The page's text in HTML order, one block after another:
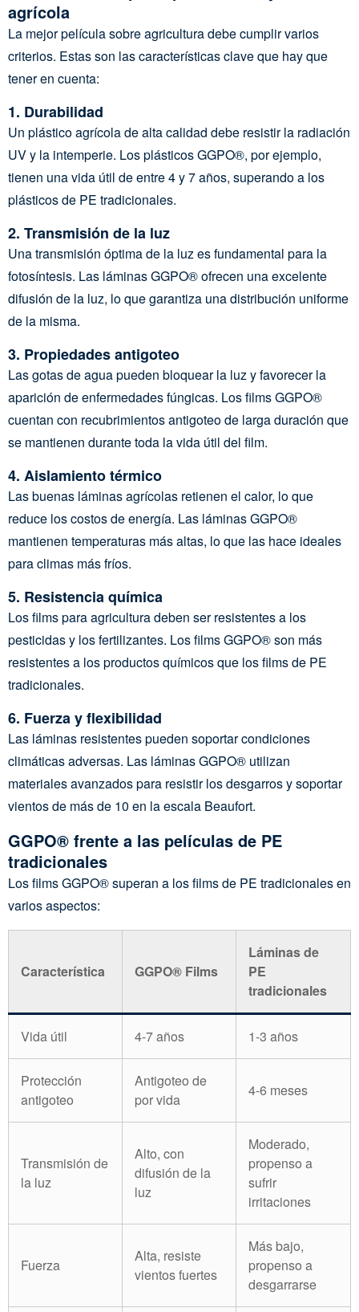
agrícola
La mejor película sobre agricultura debe cumplir varios
criterios. Estas son las características clave que hay que
tener en cuenta:
1. Durabilidad
Un plástico agrícola de alta calidad debe resistir la radiación
UV y la intemperie. Los plásticos GGPO®, por ejemplo,
tienen una vida útil de entre 4 y 7 años, superando a los
plásticos de PE tradicionales.
2. Transmisión de la luz
Una transmisión óptima de la luz es fundamental para la
fotosíntesis. Las láminas GGPO® ofrecen una excelente
difusión de la luz, lo que garantiza una distribución uniforme
de la misma.
3. Propiedades antigoteo
Las gotas de agua pueden bloquear la luz y favorecer la
aparición de enfermedades fúngicas. Los films GGPO®
cuentan con recubrimientos antigoteo de larga duración que
se mantienen durante toda la vida útil del film.
4. Aislamiento térmico
Las buenas láminas agrícolas retienen el calor, lo que
reduce los costos de energía. Las láminas GGPO®
mantienen temperaturas más altas, lo que las hace ideales
para climas más fríos.
5. Resistencia química
Los films para agricultura deben ser resistentes a los
pesticidas y los fertilizantes. Los films GGPO® son más
resistentes a los productos químicos que los films de PE
tradicionales.
6. Fuerza y flexibilidad
Las láminas resistentes pueden soportar condiciones
climáticas adversas. Las láminas GGPO® utilizan
materiales avanzados para resistir los desgarros y soportar
vientos de más de 10 en la escala Beaufort.
GGPO® frente a las películas de PE
tradicionales
Los films GGPO® superan a los films de PE tradicionales en
varios aspectos:
Característica GGPO® Films
Láminas de
PE
tradicionales
Vida útil 4-7 años 1-3 años
Protección
antigoteo
Antigoteo de
por vida
4-6 meses
Transmisión de
la luz
Alto, con
difusión de la
luz
Moderado,
propenso a
sufrir
irritaciones
Fuerza
Alta, resiste
vientos fuertes
Más bajo,
propenso a
desgarrarse